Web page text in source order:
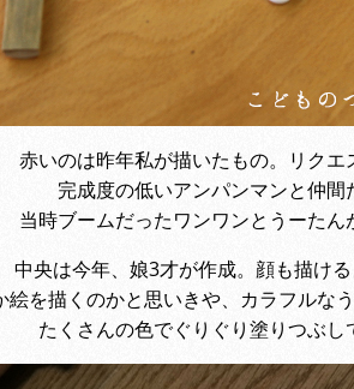
赤いのは昨年私が描いたもの。リクエ
完成度の低いアンパンマンと仲間
当時ブームだったワンワンとうーたん
中央は今年、娘3才が作成。顔も描ける
絵を描くのかと思いきや、カラフルな
たくさんの色でぐりぐり塗りつぶし